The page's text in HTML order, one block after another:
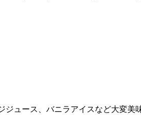
ュース、バニラアイスなど大変